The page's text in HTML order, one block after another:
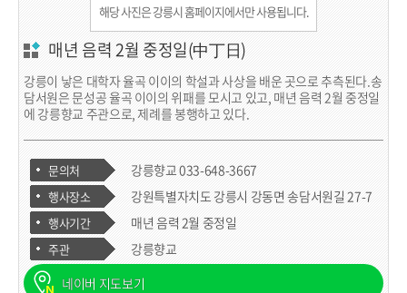
해당 사진은 강릉시 홈페이지에서만 사용됩니다.
매년 음력 2월 중정일(中丁日)
강릉이 낳은 대학자 율곡 이이의 학설과 사상을 배운 곳으로 추측된다.송
담서원은 문성공 율곡 이이의 위패를 모시고 있고, 매년 음력 2월 중정일
에 강릉향교 주관으로, 제례를 봉행하고 있다.
문의처 강릉향교 033-648-3667
행사장소 강원특별자치도 강릉시 강동면 송담서원길 27-7
행사기간 매년 음력 2월 중정일
주관
강릉향교
네이버 지도보기